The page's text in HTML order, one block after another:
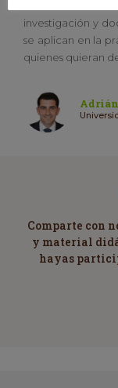
investigación y
se aplican en la
quienes quieran
Comparte con
y material
hayas